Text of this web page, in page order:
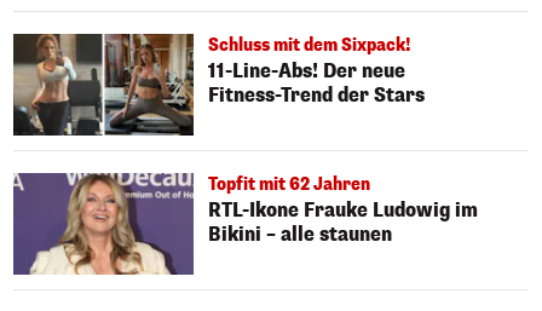
Schluss mit dem Sixpack!
11-Line-Abs! Der neue
Fitness-Trend der Stars
Topfit mit 62 Jahren
RTL-Ikone Frauke Ludowig im
Bikini – alle staunen